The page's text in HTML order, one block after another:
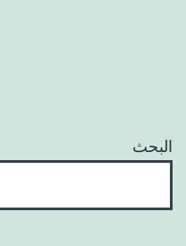
البحث